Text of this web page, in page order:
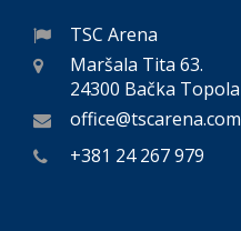
TSC Arena
Maršala Tita 63.
24300 Bačka Topola
office@tscarena.com
+381 24 267 979